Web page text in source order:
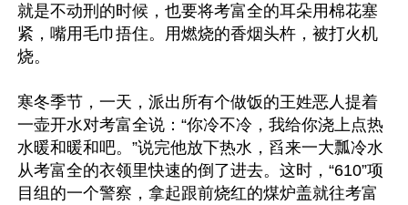
就是不动刑的时候，也要将考富全的耳朵用棉花塞
紧，嘴用毛巾捂住。用燃烧的香烟头杵，被打火机
烧。
寒冬季节，一天，派出所有个做饭的王姓恶人提着
一壶开水对考富全说：“你冷不冷，我给你浇上点热
水暖和暖和吧。”说完他放下热水，舀来一大瓢冷水
从考富全的衣领里快速的倒了进去。这时，“610”项
目组的一个警察，拿起跟前烧红的煤炉盖就往考富